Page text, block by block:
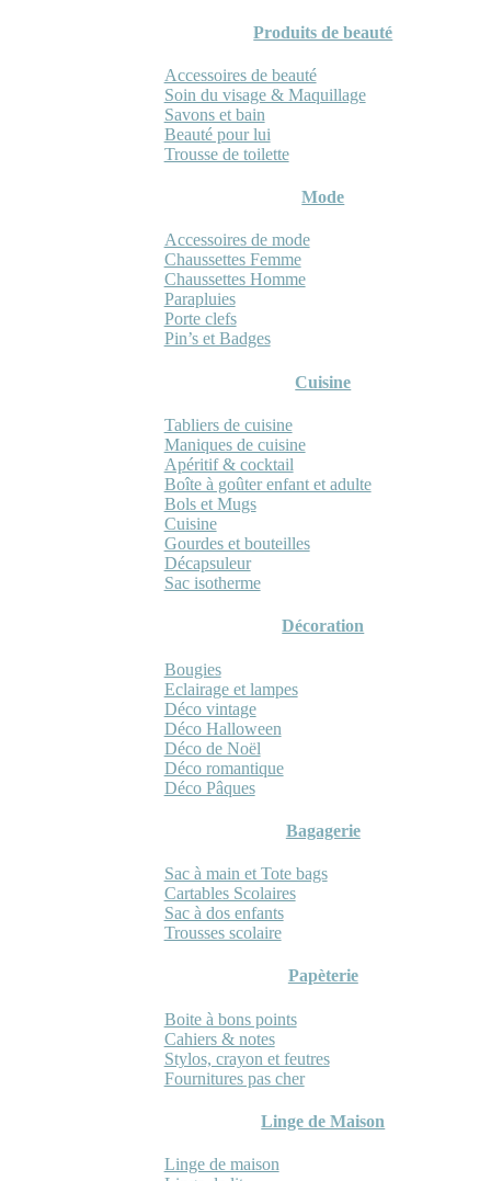
Produits de beauté
Accessoires de beauté
Soin du visage & Maquillage
Savons et bain
Beauté pour lui
Trousse de toilette
Mode
Accessoires de mode
Chaussettes Femme
Chaussettes Homme
Parapluies
Porte clefs
Pin’s et Badges
Cuisine
Tabliers de cuisine
Maniques de cuisine
Apéritif & cocktail
Boîte à goûter enfant et adulte
Bols et Mugs
Cuisine
Gourdes et bouteilles
Décapsuleur
Sac isotherme
Décoration
Bougies
Eclairage et lampes
Déco vintage
Déco Halloween
Déco de Noël
Déco romantique
Déco Pâques
Bagagerie
Sac à main et Tote bags
Cartables Scolaires
Sac à dos enfants
Trousses scolaire
Papèterie
Boite à bons points
Cahiers & notes
Stylos, crayon et feutres
Fournitures pas cher
Linge de Maison
Linge de maison